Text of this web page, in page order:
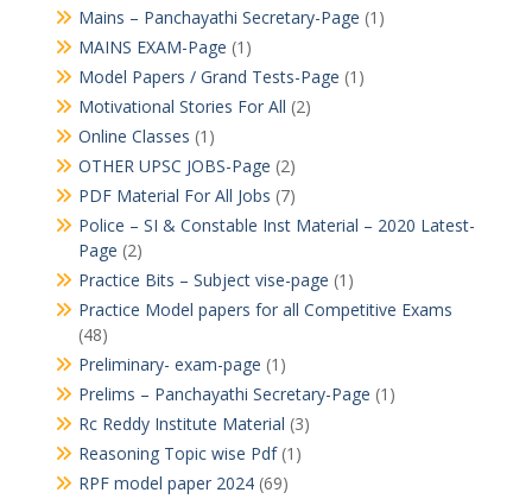
Mains – Panchayathi Secretary-Page (1)
MAINS EXAM-Page (1)
Model Papers / Grand Tests-Page (1)
Motivational Stories For All (2)
Online Classes (1)
OTHER UPSC JOBS-Page (2)
PDF Material For All Jobs (7)
Police – SI & Constable Inst Material – 2020 Latest-
Page (2)
Practice Bits – Subject vise-page (1)
Practice Model papers for all Competitive Exams
(48)
Preliminary- exam-page (1)
Prelims – Panchayathi Secretary-Page (1)
Rc Reddy Institute Material (3)
Reasoning Topic wise Pdf(1)
RPF model paper 2024(69)